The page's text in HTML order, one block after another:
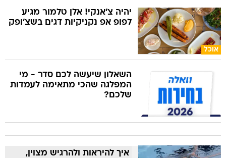
אוכל
יהיה צ'אנקי! אלן טלמור מגיע
לפופ אפ נקניקיות דגים בשצ'ופק
השאלון שיעשה לכם סדר - מי
המפלגה שהכי מתאימה לעמדות
שלכם?
איך להיראות ולהרגיש מצוין,